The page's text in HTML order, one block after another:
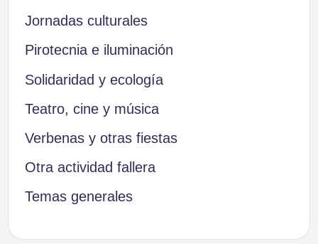
Jornadas culturales
Pirotecnia e iluminación
Solidaridad y ecología
Teatro, cine y música
Verbenas y otras fiestas
Otra actividad fallera
Temas generales